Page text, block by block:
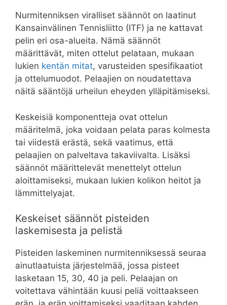
Nurmitenniksen viralliset säännöt on laatinut
Kansainvälinen Tennisliitto (ITF) ja ne kattavat
pelin eri osa-alueita. Nämä säännöt
määrittävät, miten ottelut pelataan, mukaan
lukien kentän mitat, varusteiden spesifikaatiot
ja ottelumuodot. Pelaajien on noudatettava
näitä sääntöjä urheilun eheyden ylläpitämiseksi.
Keskeisiä komponentteja ovat ottelun
määritelmä, joka voidaan pelata paras kolmesta
tai viidestä erästä, sekä vaatimus, että
pelaajien on palveltava takaviivalta. Lisäksi
säännöt määrittelevät menettelyt ottelun
aloittamiseksi, mukaan lukien kolikon heitot ja
lämmittelyajat.
Keskeiset säännöt pisteiden
laskemisesta ja pelistä
Pisteiden laskeminen nurmitenniksessä seuraa
ainutlaatuista järjestelmää, jossa pisteet
lasketaan 15, 30, 40 ja peli. Pelaajan on
voitettava vähintään kuusi peliä voittaakseen